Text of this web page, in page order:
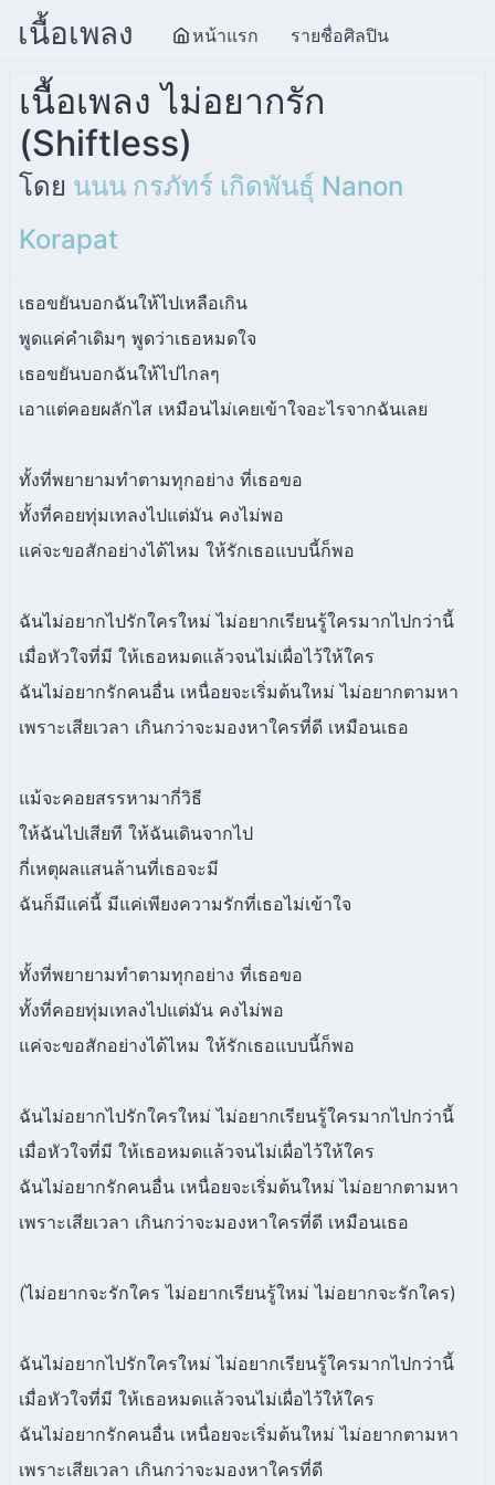
เนื้อเพลง หน้าแรก รายชื่อศิลปิน
เนื้อเพลง ไม่อยากรัก
(Shiftless)
โดย นนน กรภัทร์ เกิดพันธุ์ Nanon
Korapat
เธอขยันบอกฉันให้ไปเหลือเกิน
พูดแค่คำเดิมๆ พูดว่าเธอหมดใจ
เธอขยันบอกฉันให้ไปไกลๆ
เอาแต่คอยผลักไส เหมือนไม่เคยเข้าใจอะไรจากฉันเลย
ทั้งที่พยายามทำตามทุกอย่าง ที่เธอขอ
ทั้งที่คอยทุ่มเทลงไปแต่มัน คงไม่พอ
แค่จะขอสักอย่างได้ไหม ให้รักเธอแบบนี้ก็พอ
ฉันไม่อยากไปรักใครใหม่ ไม่อยากเรียนรู้ใครมากไปกว่านี้
เมื่อหัวใจที่มี ให้เธอหมดแล้วจนไม่เผื่อไว้ให้ใคร
ฉันไม่อยากรักคนอื่น เหนื่อยจะเริ่มต้นใหม่ ไม่อยากตามหา
เพราะเสียเวลา เกินกว่าจะมองหาใครที่ดี เหมือนเธอ
แม้จะคอยสรรหามากี่วิธี
ให้ฉันไปเสียที ให้ฉันเดินจากไป
กี่เหตุผลแสนล้านที่เธอจะมี
ฉันก็มีแค่นี้ มีแค่เพียงความรักที่เธอไม่เข้าใจ
ทั้งที่พยายามทำตามทุกอย่าง ที่เธอขอ
ทั้งที่คอยทุ่มเทลงไปแต่มัน คงไม่พอ
แค่จะขอสักอย่างได้ไหม ให้รักเธอแบบนี้ก็พอ
ฉันไม่อยากไปรักใครใหม่ ไม่อยากเรียนรู้ใครมากไปกว่านี้
เมื่อหัวใจที่มี ให้เธอหมดแล้วจนไม่เผื่อไว้ให้ใคร
ฉันไม่อยากรักคนอื่น เหนื่อยจะเริ่มต้นใหม่ ไม่อยากตามหา
เพราะเสียเวลา เกินกว่าจะมองหาใครที่ดี เหมือนเธอ
(ไม่อยากจะรักใคร ไม่อยากเรียนรู้ใหม่ ไม่อยากจะรักใคร)
ฉันไม่อยากไปรักใครใหม่ ไม่อยากเรียนรู้ใครมากไปกว่านี้
เมื่อหัวใจที่มี ให้เธอหมดแล้วจนไม่เผื่อไว้ให้ใคร
ฉันไม่อยากรักคนอื่น เหนื่อยจะเริ่มต้นใหม่ ไม่อยากตามหา
เพราะเสียเวลา เกินกว่าจะมองหาใครที่ดี